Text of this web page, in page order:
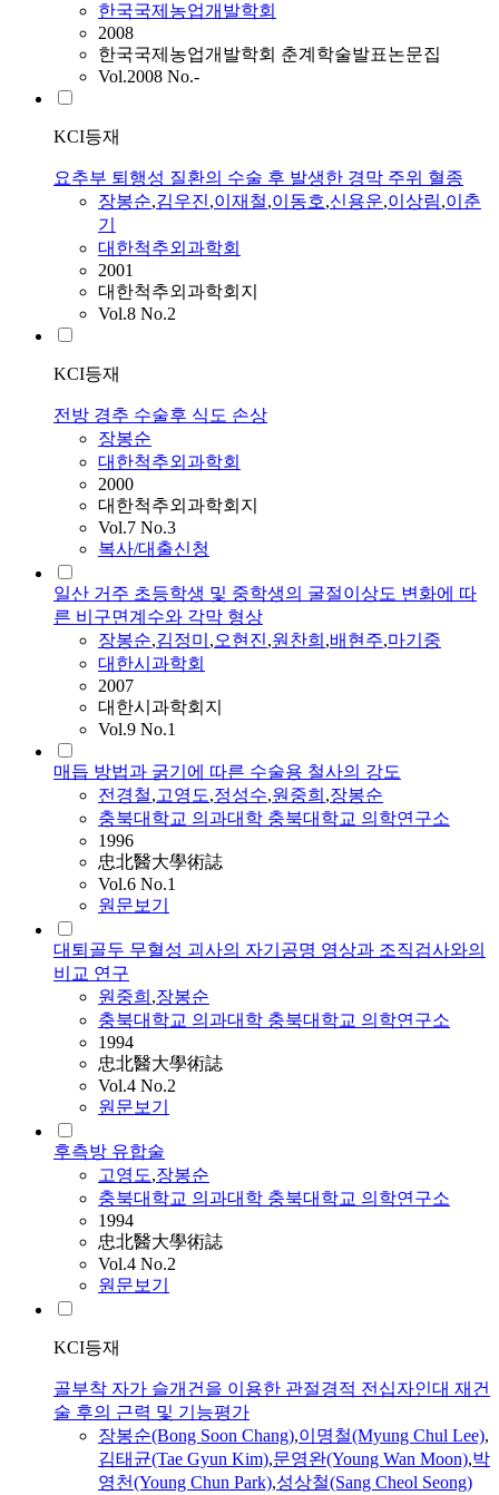
한국국제농업개발학회
2008
한국국제농업개발학회 춘계학술발표논문집
Vol.2008 No.-
KCI등재
요추부 퇴행성 질환의 수술 후 발생한 경막 주위 혈종
장봉순,김우진,이재철,이동호,신용운,이상림,이춘
기
대한척추외과학회
2001
대한척추외과학회지
Vol.8 No.2
KCI등재
전방 경추 수술후 식도 손상
장봉순
대한척추외과학회
2000
대한척추외과학회지
Vol.7 No.3
복사/대출신청
일산 거주 초등학생 및 중학생의 굴절이상도 변화에 따
른 비구면계수와 각막 형상
장봉순,김정미 ,오현진,원찬희 ,배현주,마기중
대한시과학회
2007
대한시과학회지
Vol.9 No.1
매듭 방법과 굵기에 따른 수술용 철사의 강도
전경철,고영도,정성수,원중희 ,장봉순
충북대학교 의과대학 충북대학교 의학연구소
1996
忠北醫大學術誌
Vol.6 No.1
원문보기
대퇴골두 무혈성 괴사의 자기공명 영상과 조직검사와의
비교 연구
원중희 ,장봉순
충북대학교 의과대학 충북대학교 의학연구소
1994
忠北醫大學術誌
Vol.4 No.2
원문보기
후측방 유합술
고영도,장봉순
충북대학교 의과대학 충북대학교 의학연구소
1994
忠北醫大學術誌
Vol.4 No.2
원문보기
KCI등재
골부착 자가 슬개건을 이용한 관절경적 전십자인대 재건
술 후의 근력 및 기능평가
장봉순(Bong Soon Chang),이명철(Myung Chul Lee),
김태균(Tae Gyun Kim),문영완(Young Wan Moon),박
영천(Young Chun Park),성상철(Sang Cheol Seong)